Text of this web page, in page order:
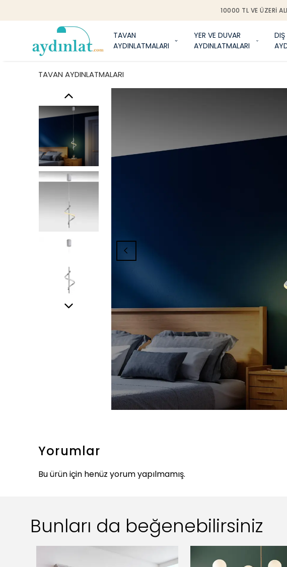
10000 TL VE ÜZERI
TAVAN
AYDINLATMALARI
YER VE DUVAR
AYDINLATMALARI
DIŞ
TAVAN AYDINLATMALARI
Yorumlar
Bu ürün için henüz yorum yapılmamış.
Bunları da beğenebilirsiniz